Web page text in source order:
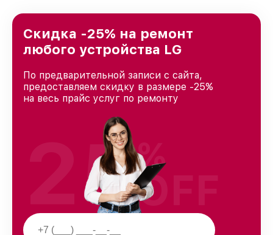
Скидка -25% на ремонт
любого устройства LG
По предварительной записи с сайта,
предоставляем скидку в размере -25%
на весь прайс услуг по ремонту
25%
OFF